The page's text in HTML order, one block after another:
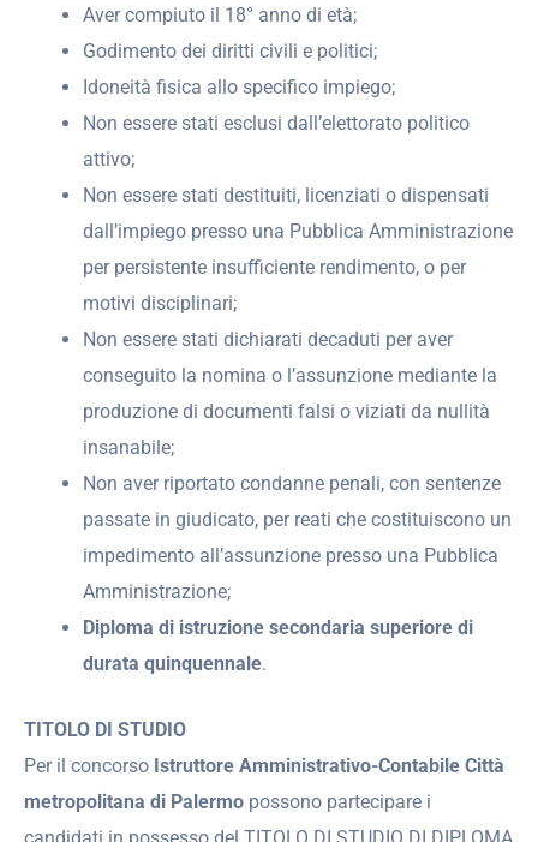
Aver compiuto il 18° anno di età;
Godimento dei diritti civili e politici;
Idoneità fisica allo specifico impiego;
Non essere stati esclusi dall’elettorato politico
attivo;
Non essere stati destituiti, licenziati o dispensati
dall’impiego presso una Pubblica Amministrazione
per persistente insufficiente rendimento, o per
motivi disciplinari;
Non essere stati dichiarati decaduti per aver
conseguito la nomina o l’assunzione mediante la
produzione di documenti falsi o viziati da nullità
insanabile;
Non aver riportato condanne penali, con sentenze
passate in giudicato, per reati che costituiscono un
impedimento all’assunzione presso una Pubblica
Amministrazione;
Diploma di istruzione secondaria superiore di
durata quinquennale.
TITOLO DI STUDIO
Per il concorso Istruttore Amministrativo-Contabile Città
metropolitana di Palermo possono partecipare i